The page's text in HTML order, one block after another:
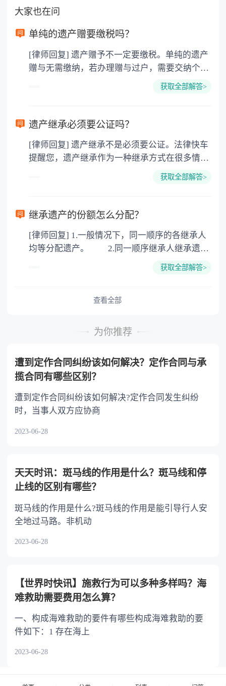
大家也在问
单纯的遗产赠要缴税吗？
[律师回复] 遗产赠予不一定要缴税。单纯的遗产
赠与无需缴纳，若办理赠与过户，需要交纳个人
所得税、契税和公证费。赠与过户是没有增值税
要缴纳公证费，具体如下： 1. 公证费：按房
3. 印花税：按房屋评估价的0.05%缴纳 4. 土
地增值税：按房价1%缴纳 5. 房屋产权登记费：
获取全部解答>
遗产继承必须要公证吗？
[律师回复] 遗产继承不是必须要公证。法律快车
提醒您，遗产继承作为一种继承方式在很多情况
下都是不需要公证的，当然，如果需要公正的也
以防对财产继承发生纠纷，可以对遗产继承进行
公证。
获取全部解答>
继承遗产的份额怎么分配？
[律师回复] 1.一般情况下，同一顺序的各继承人
均等分配遗产。 2.同一顺序继承人继承遗产
或者与被继承人共同生活的继承人，分配遗产
的继承人，不尽扶养义务的，分配遗产时，应当
获取全部解答>
查看全部
为你推荐
遭到定作合同纠纷该如何解决？定作合同与承
揽合同有哪些区别？
遭到定作合同纠纷该如何解决?定作合同发生纠纷
时，当事人双方应协商
2023-06-28
天天时讯：斑马线的作用是什么？斑马线和停
止线的区别有哪些？
斑马线的作用是什么?斑马线的作用是能引导行人安
全地过马路。非机动
2023-06-28
【世界时快讯】施救行为可以多种多样吗？海
难救助需要费用怎么算？
一、构成海难救助的要件有哪些构成海难救助的要
件如下：1 存在海上
2023-06-28